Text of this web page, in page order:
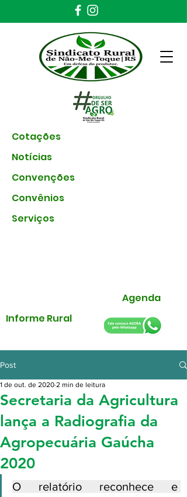
Cotações
Notícias
Convenções
Convênios
Serviços
Agenda
Informe Rural
Post
Secretaria da Agricultura
lança a Radiografia da
Agropecuária Gaúcha
2020
1 de out. de 2020 2 min de leitura
O relatório reconhece e